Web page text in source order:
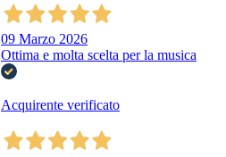
09 Marzo 2026
Ottima e molta scelta per la musica
Acquirente verificato